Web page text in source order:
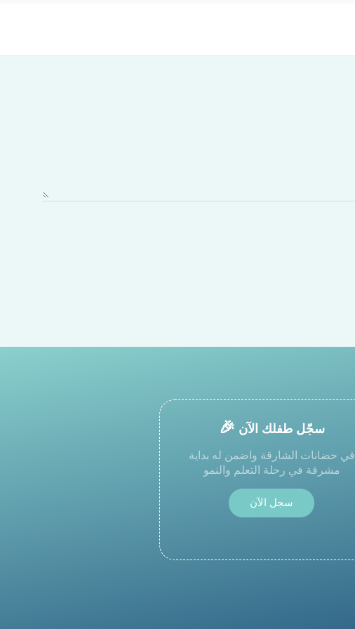
سجّل طفلك الآن 🎉
في حضانات الشارقة واضمن له بداية
مشرقة في رحلة التعلم والنمو
سجل الآن